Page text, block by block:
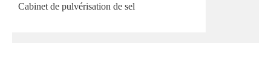
Cabinet de pulvérisation de sel